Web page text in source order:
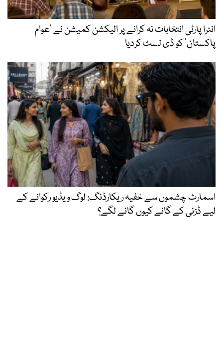
انٹرا پارٹی انتخابات نہ کرانے پر الیکشن کمیشن نے ’عوام
پاکستان‘ کو ڈی لسٹ کردیا
اسمارٹ چشموں سے خفیہ ریکارڈنگ: لوگ ویڈیو رکوانے کے
لیے ڈزنی کے گانے کیوں گانے لگے؟